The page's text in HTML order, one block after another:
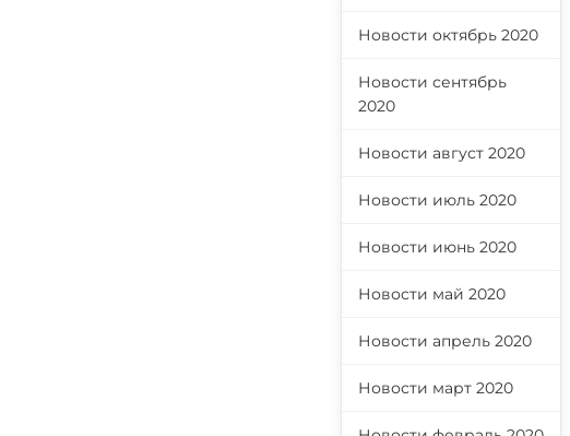
Новости октябрь 2020
Новости сентябрь
2020
Новости август 2020
Новости июль 2020
Новости июнь 2020
Новости май 2020
Новости апрель 2020
Новости март 2020